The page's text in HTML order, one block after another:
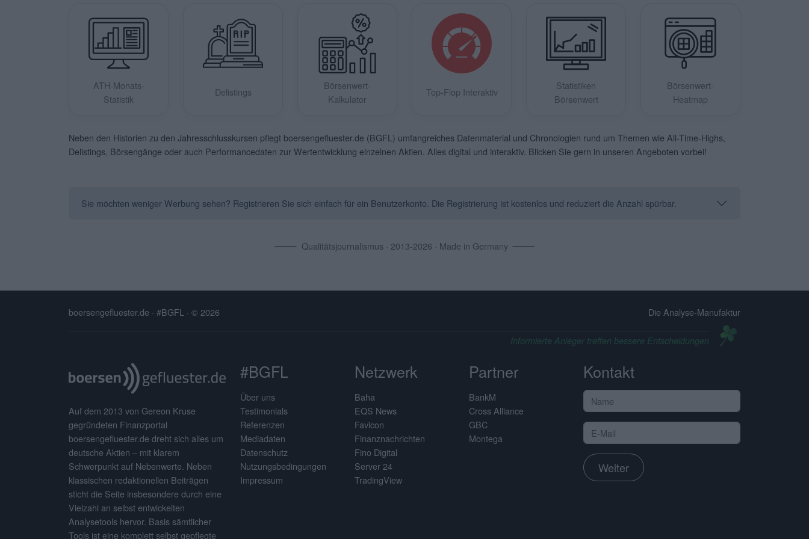
ATH-Monats-
Statistik
Delistings
Börsenwert-
Kalkulator
Top-Flop Interaktiv
Statistiken
Börsenwert
Börsenwert-
Heatmap
Neben den Historien zu den Jahresschlusskursen pflegt boersengefluester.de (BGFL) umfangreiches Datenmaterial und Chronologien rund um Themen wie All-Time-Highs,
Delistings, Börsengänge oder auch Performancedaten zur Wertentwicklung einzelnen Aktien. Alles digital und interaktiv. Blicken Sie gern in unseren Angeboten vorbei!
Sie möchten weniger Werbung sehen? Registrieren Sie sich einfach für ein Benutzerkonto. Die Registrierung ist kostenlos und reduziert die Anzahl spürbar.
Qualitätsjournalismus · 2013-2026 · Made in Germany
boersengefluester.de · #BGFL · © 2026 Die Analyse-Manufaktur
Informierte Anleger treffen bessere Entscheidungen
Auf dem 2013 von Gereon Kruse
gegründeten Finanzportal
boersengefluester.de dreht sich alles um
deutsche Aktien – mit klarem
Schwerpunkt auf Nebenwerte. Neben
klassischen redaktionellen Beiträgen
sticht die Seite insbesondere durch eine
Vielzahl an selbst entwickelten
Analysetools hervor. Basis sämtlicher
Tools ist eine komplett selbst gepflegte
#BGFL
Über uns
Testimonials
Referenzen
Mediadaten
Datenschutz
Nutzungsbedingungen
Impressum
Netzwerk
Baha
EQS News
Favicon
Finanznachrichten
Fino Digital
Server 24
TradingView
Partner
BankM
Cross Alliance
GBC
Montega
Kontakt
Weiter